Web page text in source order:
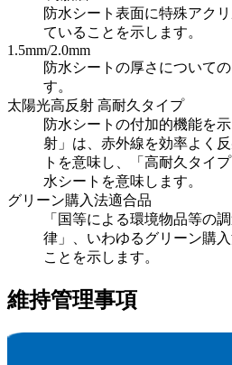
防水シート表面に特殊アク
ていることを示します。
1.5mm/2.0mm
防水シートの厚さについて
す。
太陽光高反射 高耐久タイプ
防水シートの付加的機能を
射」は、赤外線を効率よく
トを意味し、「高耐久タイ
水シートを意味します。
グリーン購入法適合品
「国等による環境物品等の
律」、いわゆるグリーン購
ことを示します。
維持管理事項